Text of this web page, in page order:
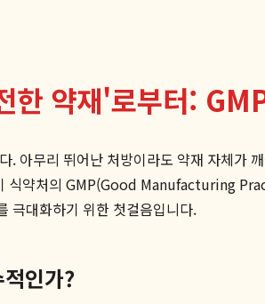
한 약재'로부터:
. 아무리 뛰어난 처방이라도 약재 자체가
식약처의 GMP(Good Manufacturing
극대화하기 위한 첫걸음입니다.
인가?